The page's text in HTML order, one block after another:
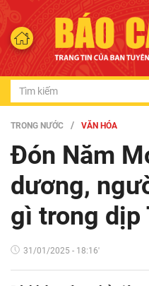
TRONG NƯỚC VĂN HÓA
Đón Năm
dương,
gì trong dịp
31/01/2025 - 18:16'